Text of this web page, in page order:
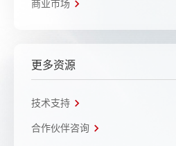
商业市场
更多资源
技术支持
合作伙伴咨询